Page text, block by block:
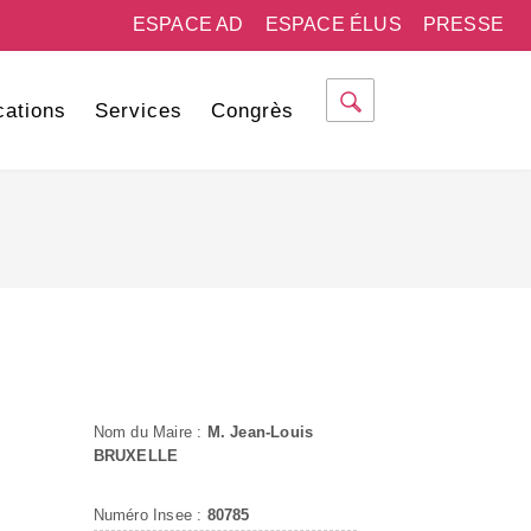
PRESSE
ESPACE ÉLUS
ESPACE AD
Services Congrès
Nom du Maire : M. Jean-Louis
BRUXELLE
Numéro Insee : 80785